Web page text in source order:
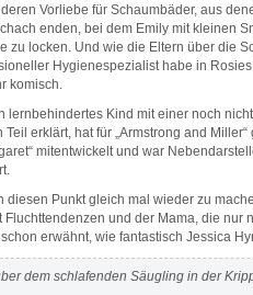
Vorliebe für Schaumbäder, aus
enden, bei dem Emily mit kleinen
zu locken. Und wie die Eltern über die
Hygienespezialist habe in
komisch.
lernbehindertes Kind mit einer noch
erklärt, hat für „Armstrong and Miller“
mitentwickelt und war
Punkt gleich mal wieder zu
und der Mama, die nur
erwähnt, wie fantastisch Jessica
dem schlafenden Säugling in der